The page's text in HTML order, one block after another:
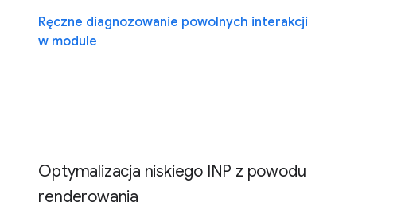
Ręczne diagnozowanie powolnych interakcji
w module
Optymalizacja niskiego INP z powodu
renderowania